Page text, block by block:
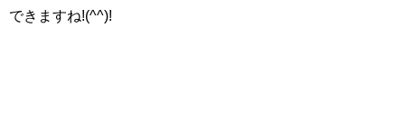
できますね!(^^)!